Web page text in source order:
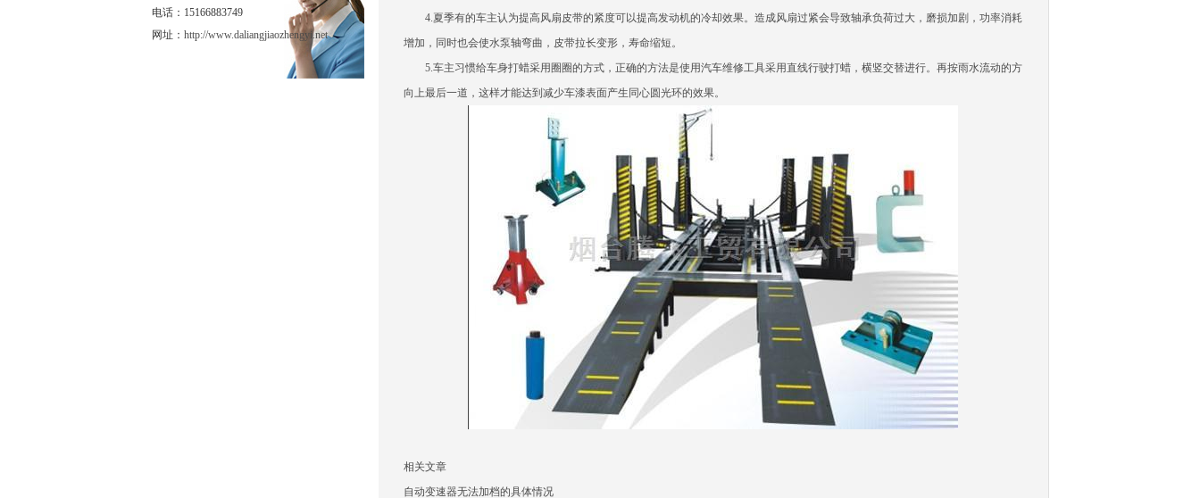
电话：15166883749
网址： http://www.daliangjiaozhengyi.net
4.夏季有的车主认为提高风扇皮带的紧度可以提高发动机的冷却效果。造成风扇过紧会导致轴承负荷过大，磨损加剧，功率消耗
增加，同时也会使水泵轴弯曲，皮带拉长变形，寿命缩短。
5.车主习惯给车身打蜡采用圈圈的方式，正确的方法是使用汽车维修工具采用直线行驶打蜡，横竖交替进行。再按雨水流动的方
向上最后一道，这样才能达到减少车漆表面产生同心圆光环的效果。
相关文章
自动变速器无法加档的具体情况